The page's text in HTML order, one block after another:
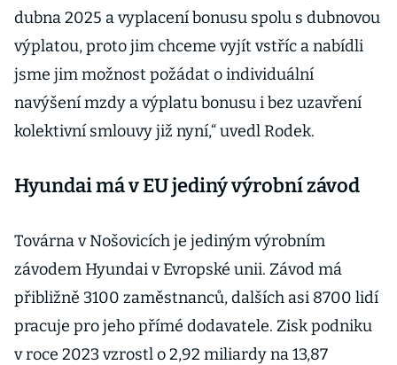
dubna 2025 a vyplacení bonusu spolu s dubnovou
výplatou, proto jim chceme vyjít vstříc a nabídli
jsme jim možnost požádat o individuální
navýšení mzdy a výplatu bonusu i bez uzavření
kolektivní smlouvy již nyní,“ uvedl Rodek.
Hyundai má v EU jediný výrobní závod
Továrna v Nošovicích je jediným výrobním
závodem Hyundai v Evropské unii. Závod má
přibližně 3100 zaměstnanců, dalších asi 8700 lidí
pracuje pro jeho přímé dodavatele. Zisk podniku
v roce 2023 vzrostl o 2,92 miliardy na 13,87